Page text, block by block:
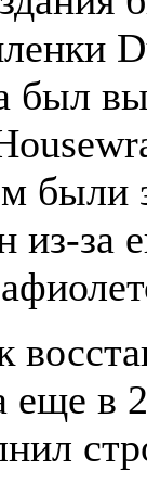
был
за
еще